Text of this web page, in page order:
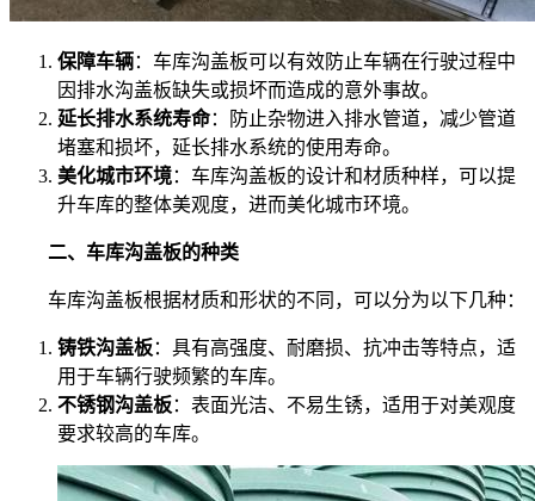
保障车辆：车库沟盖板可以有效防止车辆在行驶过程中
因排水沟盖板缺失或损坏而造成的意外事故。
延长排水系统寿命：防止杂物进入排水管道，减少管道
堵塞和损坏，延长排水系统的使用寿命。
美化城市环境：车库沟盖板的设计和材质种样，可以提
升车库的整体美观度，进而美化城市环境。
二、车库沟盖板的种类
车库沟盖板根据材质和形状的不同，可以分为以下几种：
铸铁沟盖板：具有高强度、耐磨损、抗冲击等特点，适
用于车辆行驶频繁的车库。
不锈钢沟盖板：表面光洁、不易生锈，适用于对美观度
要求较高的车库。